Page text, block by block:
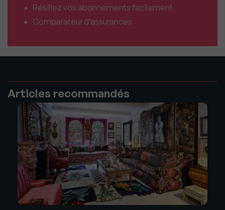
Résiliez vos abonnements facilement
Comparateur d’assurances
Articles recommandés